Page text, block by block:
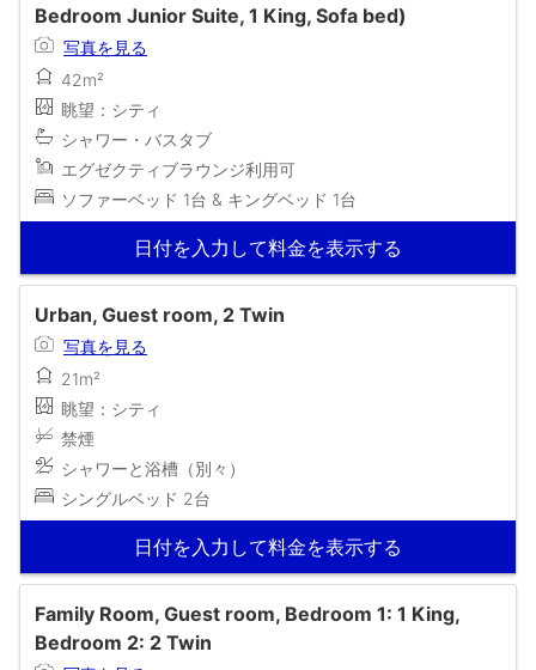
Bedroom Junior Suite, 1 King, Sofa bed)
写真を見る
42m²
眺望：シティ
シャワー・バスタブ
エグゼクティブラウンジ利用可
ソファーベッド 1台 & キングベッド 1台
日付を入力して料金を表示する
Urban, Guest room, 2 Twin
写真を見る
21m²
眺望：シティ
禁煙
シャワーと浴槽（別々）
シングルベッド 2台
日付を入力して料金を表示する
Family Room, Guest room, Bedroom 1: 1 King,
Bedroom 2: 2 Twin